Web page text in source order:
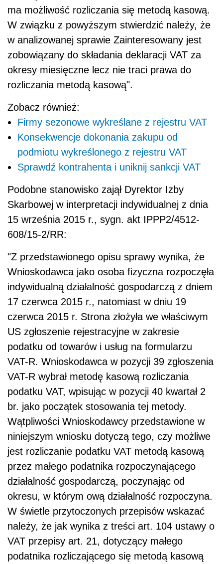
ma możliwość rozliczania się metodą kasową.
W związku z powyższym stwierdzić należy, że
w analizowanej sprawie Zainteresowany jest
zobowiązany do składania deklaracji VAT za
okresy miesięczne lecz nie traci prawa do
rozliczania metodą kasową".
Zobacz również:
Firmy sezonowe wykreślane z rejestru VAT
Konsekwencje dokonania zakupu od
podmiotu wykreślonego z rejestru VAT
Sprawdź kontrahenta i uniknij sankcji VAT
Podobne stanowisko zajął Dyrektor Izby
Skarbowej w interpretacji indywidualnej z dnia
15 września 2015 r., sygn. akt IPPP2/4512-
608/15-2/RR:
"Z przedstawionego opisu sprawy wynika, że
Wnioskodawca jako osoba fizyczna rozpoczęła
indywidualną działalność gospodarczą z dniem
17 czerwca 2015 r., natomiast w dniu 19
czerwca 2015 r. Strona złożyła we właściwym
US zgłoszenie rejestracyjne w zakresie
podatku od towarów i usług na formularzu
VAT-R. Wnioskodawca w pozycji 39 zgłoszenia
VAT-R wybrał metodę kasową rozliczania
podatku VAT, wpisując w pozycji 40 kwartał 2
br. jako początek stosowania tej metody.
Wątpliwości Wnioskodawcy przedstawione w
niniejszym wniosku dotyczą tego, czy możliwe
jest rozliczanie podatku VAT metodą kasową
przez małego podatnika rozpoczynającego
działalność gospodarczą, poczynając od
okresu, w którym ową działalność rozpoczyna.
W świetle przytoczonych przepisów wskazać
należy, że jak wynika z treści art. 104 ustawy o
VAT przepisy art. 21, dotyczący małego
podatnika rozliczającego się metodą kasową